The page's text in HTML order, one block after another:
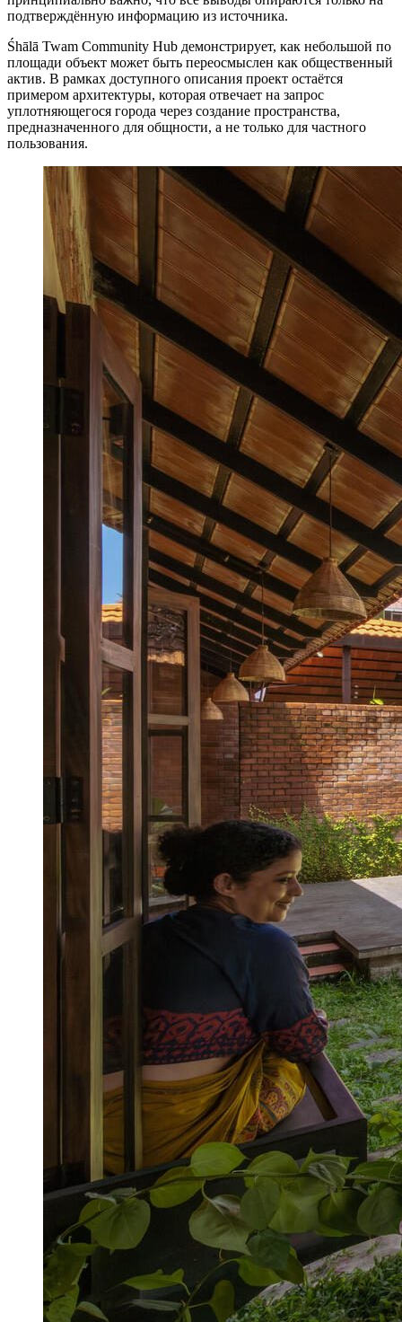
подтверждённую информацию из источника.
Śhālā Twam Community Hub демонстрирует, как небольшой по
площади объект может быть переосмыслен как общественный
актив. В рамках доступного описания проект остаётся
примером архитектуры, которая отвечает на запрос
уплотняющегося города через создание пространства,
предназначенного для общности, а не только для частного
пользования.